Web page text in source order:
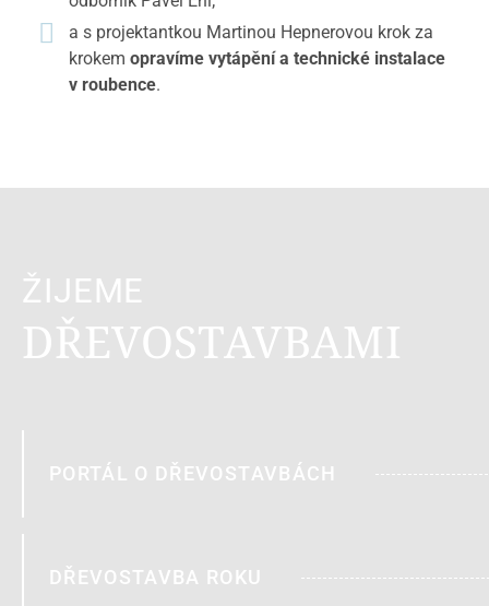
a s projektantkou Martinou Hepnerovou krok za
krokem opravíme vytápění a technické instalace
v roubence.
ŽIJEME
DŘEVOSTAVBAMI
PORTÁL O DŘEVOSTAVBÁCH
DŘEVOSTAVBA ROKU